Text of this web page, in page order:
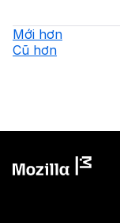
Mới hơn
Cũ hơn